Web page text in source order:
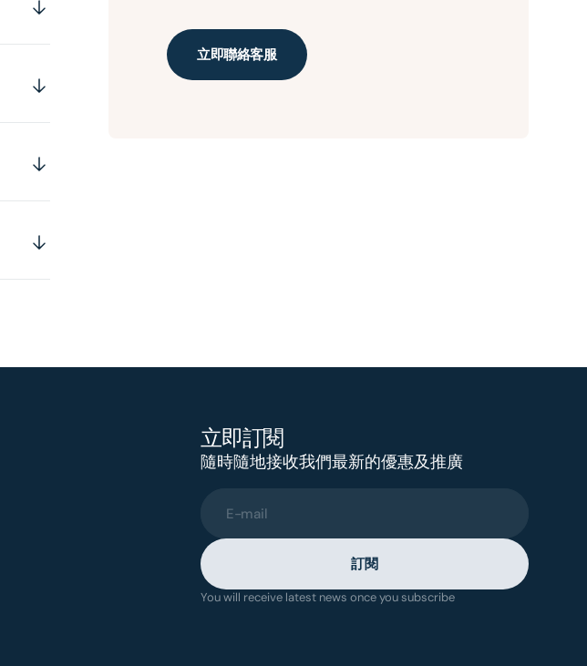
立即聯絡客服
立即訂閱
隨時隨地接收我們最新的優惠及推廣
E-mail
訂閱
You will receive latest news once you subscribe